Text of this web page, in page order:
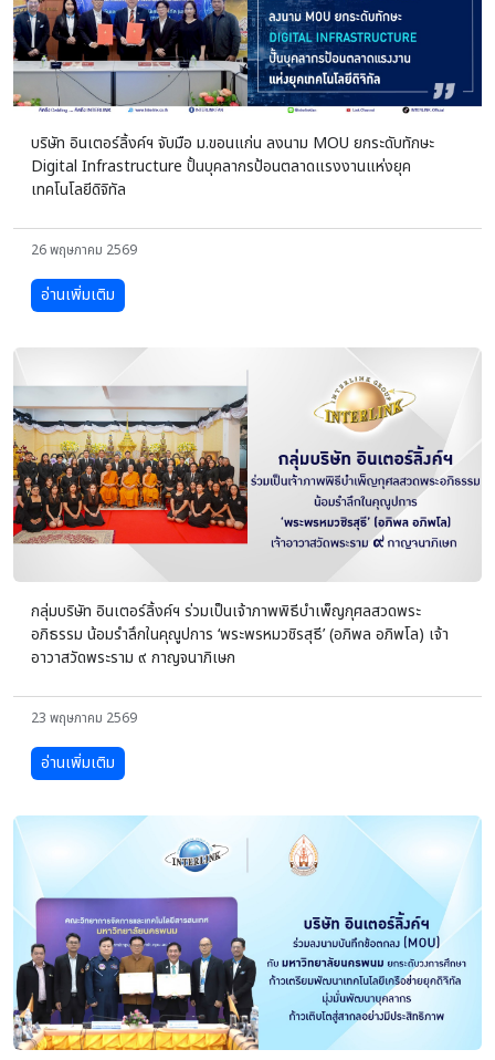
บริษัท อินเตอร์ลิ้งค์ฯ จับมือ ม.ขอนแก่น ลงนาม MOU ยกระดับทักษะ
Digital Infrastructure ปั้นบุคลากรป้อนตลาดแรงงานแห่งยุค
เทคโนโลยีดิจิทัล
26 พฤษภาคม 2569
อ่านเพิ่มเติม
กลุ่มบริษัท อินเตอร์ลิ้งค์ฯ ร่วมเป็นเจ้าภาพพิธีบำเพ็ญกุศลสวดพระ
อภิธรรม น้อมรำลึกในคุณูปการ ‘พระพรหมวชิรสุธี’ (อภิพล อภิพโล) เจ้า
อาวาสวัดพระราม ๙ กาญจนาภิเษก
23 พฤษภาคม 2569
อ่านเพิ่มเติม